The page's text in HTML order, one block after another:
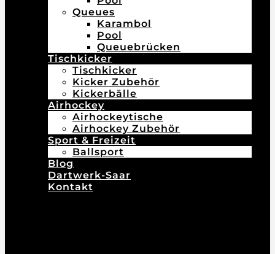
Queues
Karambol
Pool
Queuebrücken
Tischkicker
Tischkicker
Kicker Zubehör
Kickerbälle
Airhockey
Airhockeytische
Airhockey Zubehör
Sport & Freizeit
Ballsport
Blog
Dartwerk-Saar
Kontakt